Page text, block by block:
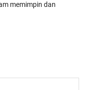
memimpin dan